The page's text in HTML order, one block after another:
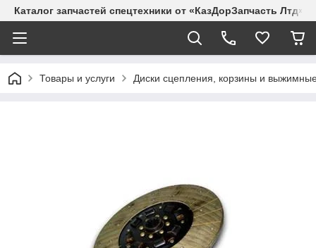
Каталог запчастей спецтехники от «КазДорЗапчасть Лтд»
Товары и услуги Диски сцепления, корзины и